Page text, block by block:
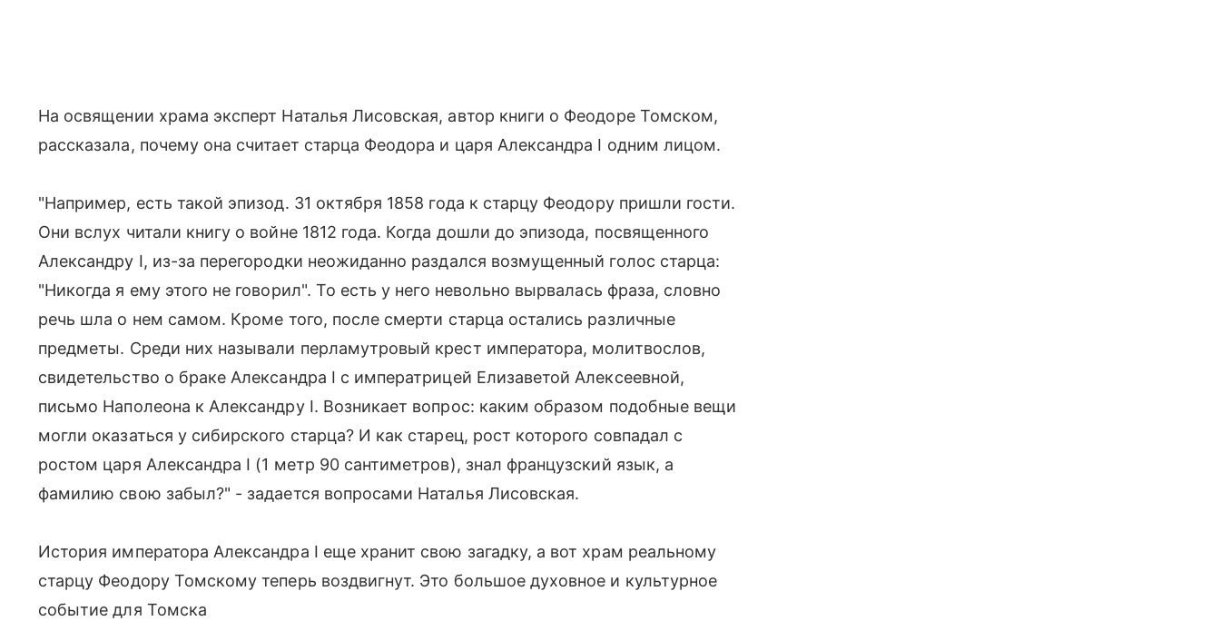
На освящении храма эксперт Наталья Лисовская, автор книги о Феодоре Томском,
рассказала, почему она считает старца Феодора и царя Александра I одним лицом.
"Например, есть такой эпизод. 31 октября 1858 года к старцу Феодору пришли гости.
Они вслух читали книгу о войне 1812 года. Когда дошли до эпизода, посвященного
Александру I, из-за перегородки неожиданно раздался возмущенный голос старца:
"Никогда я ему этого не говорил". То есть у него невольно вырвалась фраза, словно
речь шла о нем самом. Кроме того, после смерти старца остались различные
предметы. Среди них называли перламутровый крест императора, молитвослов,
свидетельство о браке Александра I с императрицей Елизаветой Алексеевной,
письмо Наполеона к Александру I. Возникает вопрос: каким образом подобные вещи
могли оказаться у сибирского старца? И как старец, рост которого совпадал с
ростом царя Александра I (1 метр 90 сантиметров), знал французский язык, а
фамилию свою забыл?" - задается вопросами Наталья Лисовская.
История императора Александра I еще хранит свою загадку, а вот храм реальному
старцу Феодору Томскому теперь воздвигнут. Это большое духовное и культурное
событие для Томска